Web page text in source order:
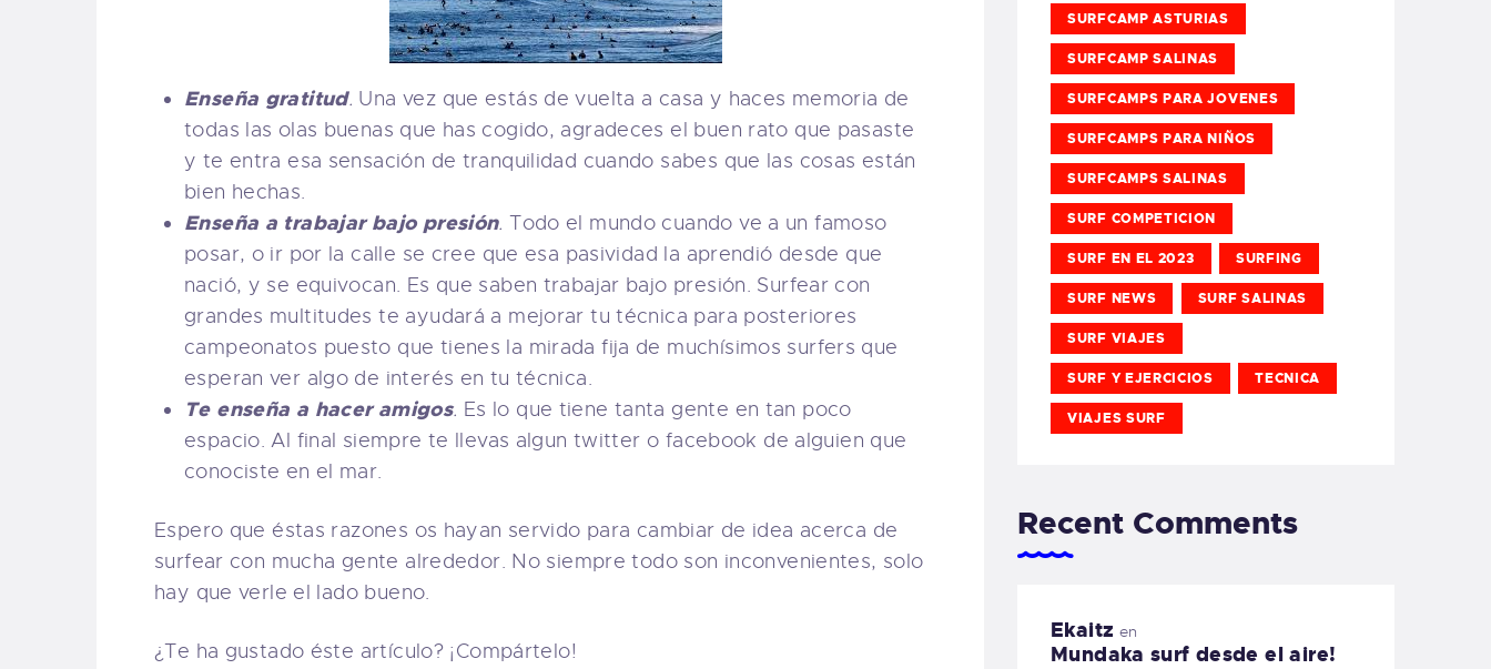
Enseña gratitud. Una vez que estás de vuelta a casa y haces memoria de
todas las olas buenas que has cogido, agradeces el buen rato que pasaste
y te entra esa sensación de tranquilidad cuando sabes que las cosas están
bien hechas.
Enseña a trabajar bajo presión.Todo el mundo cuando ve a un famoso
posar, o ir por la calle se cree que esa pasividad la aprendió desde que
nació, y se equivocan. Es que saben trabajar bajo presión. Surfear con
grandes multitudes te ayudará a mejorar tu técnica para posteriores
campeonatos puesto que tienes la mirada fija de muchísimos surfers que
esperan ver algo de interés en tu técnica.
Te enseña a hacer amigos. Es lo que tiene tanta gente en tan poco
espacio. Al final siempre te llevas algun twitter o facebook de alguien que
conociste en el mar.
Espero que éstas razones os hayan servido para cambiar de idea acerca de
surfear con mucha gente alrededor. No siempre todo son inconvenientes, solo
hay que verle el lado bueno.
¿Te ha gustado éste artículo? ¡Compártelo!
SURFCAMP ASTURIAS
SURFCAMP SALINAS
SURFCAMPS PARA JOVENES
SURFCAMPS PARA NIÑOS
SURFCAMPS SALINAS
SURF COMPETICION
SURF EN EL 2023 SURFING
SURF NEWS SURF SALINAS
SURF VIAJES
SURF Y EJERCICIOS TECNICA
VIAJES SURF
Recent Comments
Ekaitz en
Mundaka surf desde el aire!